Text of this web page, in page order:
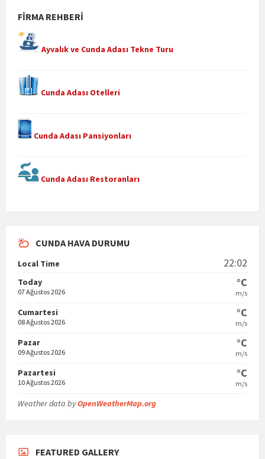
FIRMA REHBERI
Ayvalık ve Cunda Adası Tekne Turu
Cunda Adası Otelleri
Cunda Adası Pansiyonları
Cunda Adası Restoranları
CUNDA HAVA DURUMU
Local Time 22:02
Today
07 Ağustos 2026
°C
m/s
Cumartesi
08 Ağustos 2026
°C
m/s
Pazar
09 Ağustos 2026
°C
m/s
Pazartesi
10 Ağustos 2026
°C
m/s
Weather data byOpenWeatherMap.org
FEATURED GALLERY